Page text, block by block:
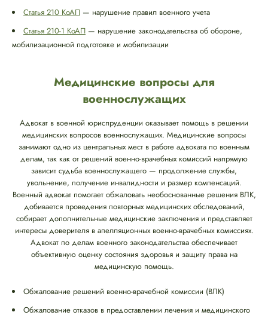
Статья 210 КоАП — нарушение правил военного учета
Статья 210-1 КоАП — нарушение законодательства об обороне,
мобилизационной подготовке и мобилизации
Медицинские вопросы для
военнослужащих
Адвокат в военной юриспруденции оказывает помощь в решении
медицинских вопросов военнослужащих. Медицинские вопросы
занимают одно из центральных мест в работе адвоката по военным
делам, так как от решений военно-врачебных комиссий напрямую
зависит судьба военнослужащего — продолжение службы,
увольнение, получение инвалидности и размер компенсаций.
Военный адвокат помогает обжаловать необоснованные решения ВЛК,
добивается проведения повторных медицинских обследований,
собирает дополнительные медицинские заключения и представляет
интересы доверителя в апелляционных военно-врачебных комиссиях.
Адвокат по делам военного законодательства обеспечивает
объективную оценку состояния здоровья и защиту права на
медицинскую помощь.
Обжалование решений военно-врачебной комиссии (ВЛК)
Обжалование отказов в предоставлении лечения и медицинского